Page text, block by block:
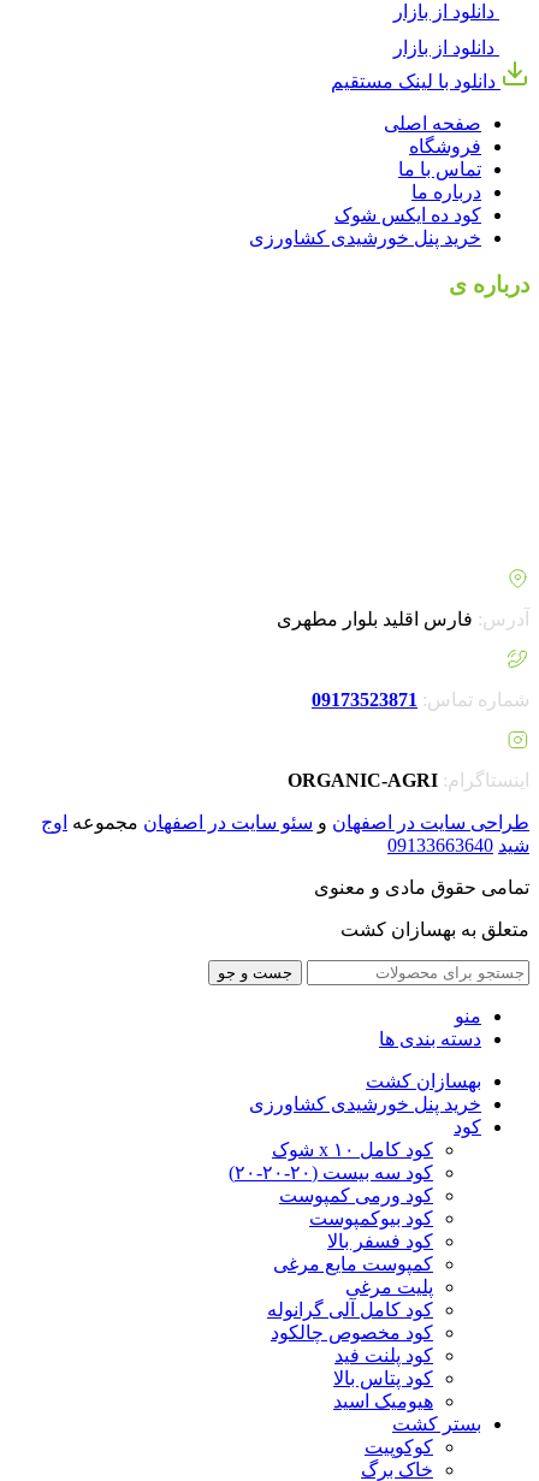
دانلود از بازار
دانلود از بازار
دانلود با لینک مستقیم
صفحه اصلی
فروشگاه
تماس با ما
درباره ما
کود ده ایکس شوک
خرید پنل خورشیدی کشاورزی
درباره ی
آدرس: فارس اقلید بلوار مطهری
شماره تماس: 09173523871
اینستاگرام: ORGANIC-AGRI
طراحی سایت در اصفهان و سئو سایت در اصفهان مجموعه اوج
شید 09133663640
تمامی حقوق مادی و معنوی
متعلق به بهسازان کشت
جست و جو
منو
دسته بندی ها
بهسازان کشت
خرید پنل خورشیدی کشاورزی
کود
کود کامل ۱۰ x شوک
کود سه بیست (۲۰-۲۰-۲۰)
کود ورمی کمپوست
کود بیوکمپوست
کود فسفر بالا
کمپوست مایع مرغی
پلیت مرغی
کود کامل آلی گرانوله
کود مخصوص چالکود
کود پلنت فید
کود پتاس بالا
هیومیک اسید
بستر کشت
کوکوپیت
خاک برگ